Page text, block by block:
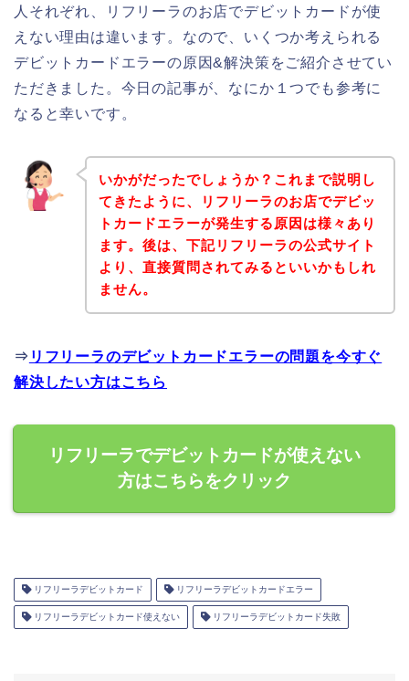
人それぞれ、リフリーラのお店でデビットカードが使
えない理由は違います。なので、いくつか考えられる
デビットカードエラーの原因&解決策をご紹介させてい
ただきました。今日の記事が、なにか１つでも参考に
なると幸いです。
いかがだったでしょうか？これまで説明し
てきたように、リフリーラのお店でデビッ
トカードエラーが発生する原因は様々あり
ます。後は、下記リフリーラの公式サイト
より、直接質問されてみるといいかもしれ
ません。
⇒ リフリーラのデビットカードエラーの問題を今すぐ
解決したい方はこちら
リフリーラでデビットカードが使えない
方はこちらをクリック
リフリーラデビットカード リフリーラデビットカードエラー
リフリーラデビットカード使えない リフリーラデビットカード失敗